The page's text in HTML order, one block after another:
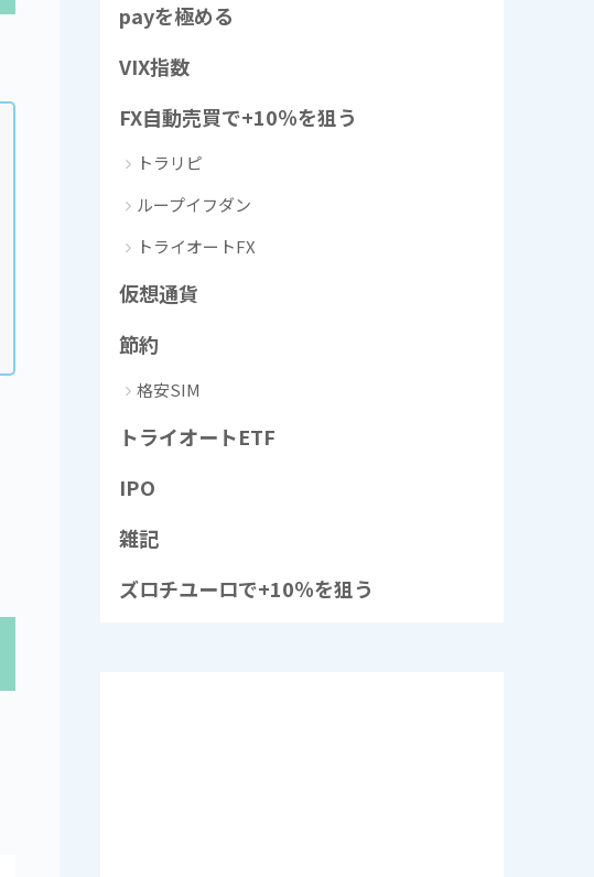
payを極める
VIX指数
FX自動売買で+10％を狙う
トラリピ
ループイフダン
トライオートFX
仮想通貨
節約
格安SIM
トライオートETF
IPO
雑記
ズロチユーロで+10％を狙う